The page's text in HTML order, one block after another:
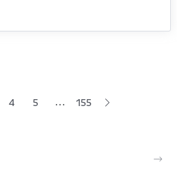
Lapa
4 Lapa
5 … 155